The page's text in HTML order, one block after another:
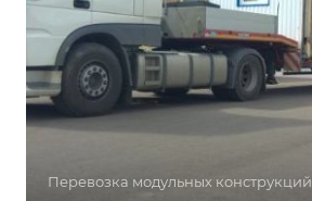
Перевозка модульных конструкций